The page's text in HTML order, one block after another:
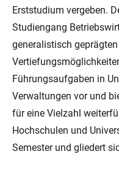
Erststudium vergeben.
Studiengang
generalistisch
Führungsaufgaben in
Verwaltungen vor und
für eine Vielzahl
Hochschulen und
Semester und gliedert